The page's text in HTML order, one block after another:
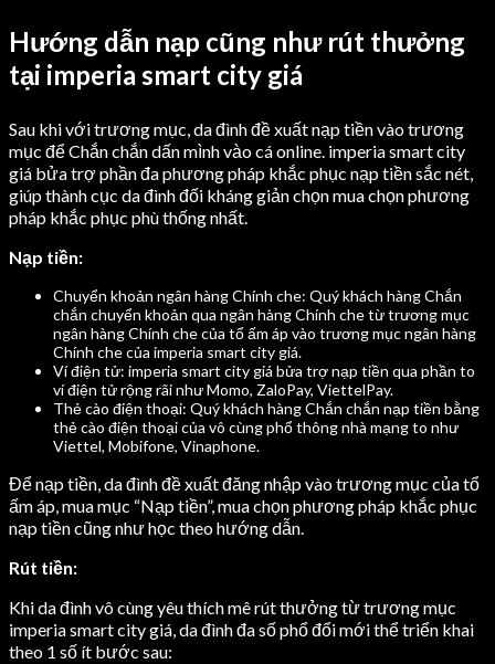
Hướng dẫn nạp cũng như rút thưởng
tại imperia smart city giá
Sau khi với trương mục, da đình đề xuất nạp tiền vào trương
mục để Chắn chắn dấn mình vào cá online. imperia smart city
giá bửa trợ phần đa phương pháp khắc phục nạp tiền sắc nét,
giúp thành cục da đình đối kháng giản chọn mua chọn phương
pháp khắc phục phù thống nhất.
Nạp tiền:
Chuyển khoản ngân hàng Chính che: Quý khách hàng Chắn
chắn chuyển khoản qua ngân hàng Chính che từ trương mục
ngân hàng Chính che của tổ ấm áp vào trương mục ngân hàng
Chính che của imperia smart city giá.
Ví điện tử: imperia smart city giá bửa trợ nạp tiền qua phần to
ví điện tử rộng rãi như Momo, ZaloPay, ViettelPay.
Thẻ cào điện thoại: Quý khách hàng Chắn chắn nạp tiền bằng
thẻ cào điện thoại của vô cùng phổ thông nhà mạng to như
Viettel, Mobifone, Vinaphone.
Để nạp tiền, da đình đề xuất đăng nhập vào trương mục của tổ
ấm áp, mua mục “Nạp tiền”, mua chọn phương pháp khắc phục
nạp tiền cũng như học theo hướng dẫn.
Rút tiền:
Khi da đình vô cùng yêu thích mê rút thưởng từ trương mục
imperia smart city giá, da đình đa số phổ đổi mới thể triển khai
theo 1 số ít bước sau: